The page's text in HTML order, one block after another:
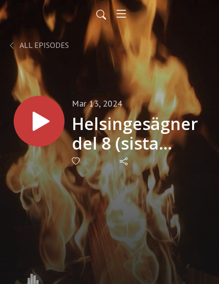
ALL EPISODES
Mar 13, 2024
Helsingesägner
del 8 (sista
delen)